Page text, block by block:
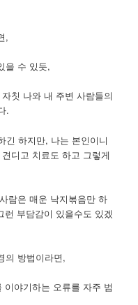
,
을 수 있듯,
칫 나와 내 주변 사람들의
.
긴 하지만, 나는 본인이니
디고 치료도 하고 그렇게
람은 매운 낙지볶음만 하
부담감이 있을수도 있겠
의 방법이라면,
야기하는 오류를 자주 범